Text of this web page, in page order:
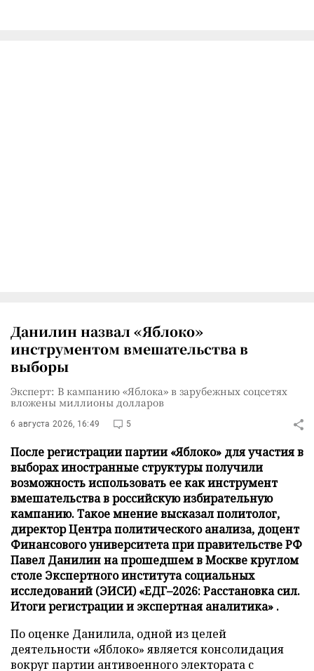
Данилин назвал «Яблоко»
инструментом вмешательства в
выборы
Эксперт: В кампанию «Яблока» в зарубежных соцсетях
вложены миллионы долларов
6 августа 2026, 16:49 5
После регистрации партии «Яблоко» для участия в
выборах иностранные структуры получили
возможность использовать ее как инструмент
вмешательства в российскую избирательную
кампанию. Такое мнение высказал политолог,
директор Центра политического анализа, доцент
Финансового университета при правительстве РФ
Павел Данилин на прошедшем в Москве круглом
столе Экспертного института социальных
исследований (ЭИСИ) «ЕДГ–2026: Расстановка сил.
Итоги регистрации и экспертная аналитика» .
По оценке Данилила, одной из целей
деятельности «Яблоко» является консолидация
вокруг партии антивоенного электората с